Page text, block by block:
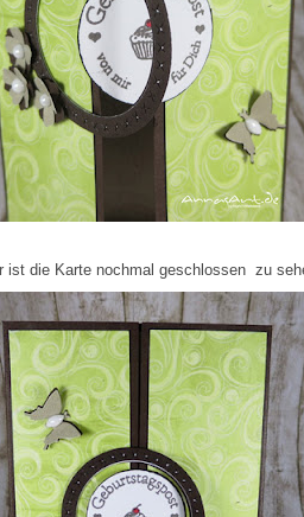
ist die Karte nochmal geschlossen zu